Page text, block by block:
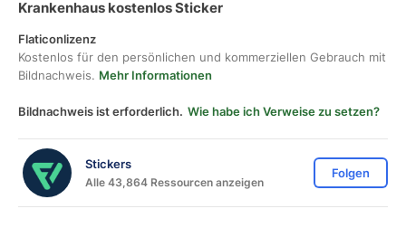
Krankenhaus kostenlos Sticker
Flaticonlizenz
Kostenlos für den persönlichen und kommerziellen Gebrauch mit
Bildnachweis. Mehr Informationen
Bildnachweis ist erforderlich. Wie habe ich Verweise zu setzen?
Stickers
Alle 43,864 Ressourcen anzeigen
Folgen